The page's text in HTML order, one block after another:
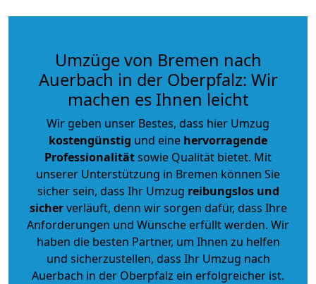
Umzüge von Bremen nach
Auerbach in der Oberpfalz: Wir
machen es Ihnen leicht
Wir geben unser Bestes, dass hier Umzug
kostengünstig und eine hervorragende
Professionalitätsowie Qualität bietet. Mit
unserer Unterstützung in Bremen können Sie
sicher sein, dass Ihr Umzug reibungslos und
sicherverläuft, denn wir sorgen dafür, dass Ihre
Anforderungen und Wünsche erfüllt werden. Wir
haben die besten Partner, um Ihnen zu helfen
und sicherzustellen, dass Ihr Umzug nach
Auerbach in der Oberpfalz ein erfolgreicher ist.